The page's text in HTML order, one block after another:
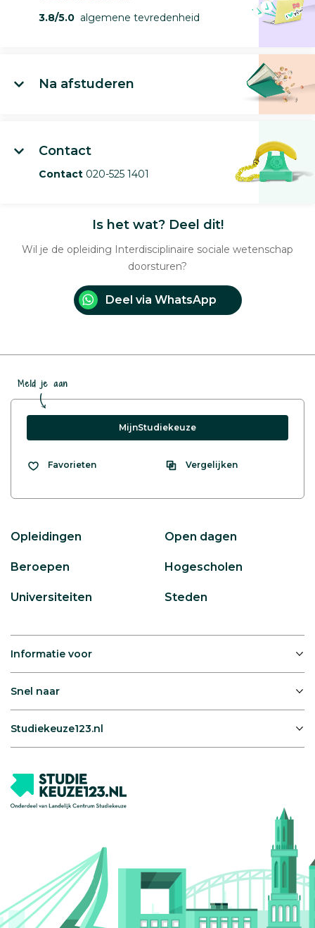
3.8/5.0 algemene tevredenheid
Na afstuderen
Contact
Contact 020-525 1401
Is het wat? Deel dit!
Wil je de opleiding Interdisciplinaire sociale wetenschap
doorsturen?
Deel via WhatsApp
Meld je aan
MijnStudiekeuze
Favorieten Vergelijken
Opleidingen Open dagen
Beroepen Hogescholen
Universiteiten Steden
Informatie voor
Snel naar
Studiekeuze123.nl